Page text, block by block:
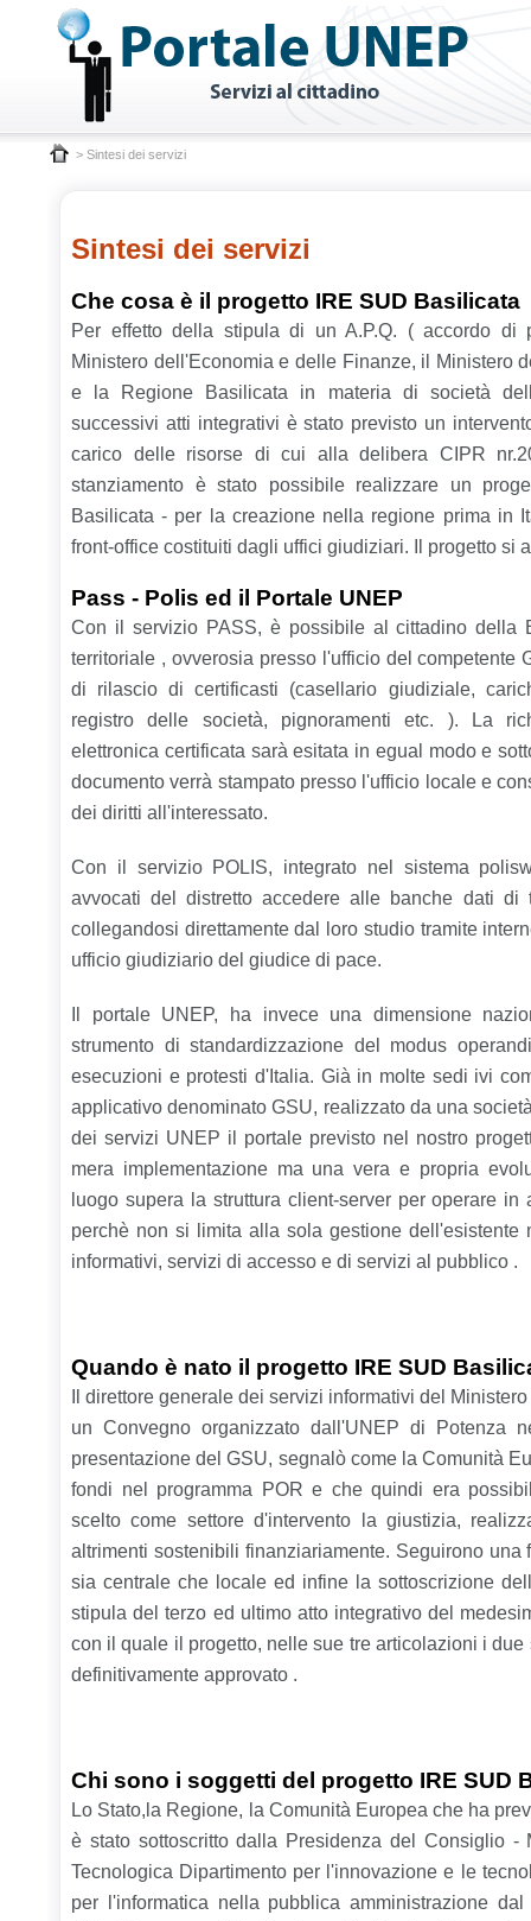
> Sintesi dei servizi
Sintesi dei servizi
Che cosa è il progetto IRE SUD Basilicata
Per effetto della stipula di un A.P.Q. ( accordo di
Ministero dell'Economia e delle Finanze, il Ministero
e la Regione Basilicata in materia di società
successivi atti integrativi è stato previsto un
carico delle risorse di cui alla delibera CIPR
stanziamento è stato possibile realizzare un
Basilicata - per la creazione nella regione prima in
front-office costituiti dagli uffici giudiziari. Il progetto si
Pass - Polis ed il Portale UNEP
Con il servizio PASS, è possibile al cittadino della
territoriale , ovverosia presso l'ufficio del competente
di rilascio di certificasti (casellario giudiziale,
registro delle società, pignoramenti etc. ). La
elettronica certificata sarà esitata in egual modo e
documento verrà stampato presso l'ufficio locale e
dei diritti all'interessato.
Con il servizio POLIS, integrato nel sistema
avvocati del distretto accedere alle banche dati
collegandosi direttamente dal loro studio tramite
ufficio giudiziario del giudice di pace.
Il portale UNEP, ha invece una dimensione
strumento di standardizzazione del modus
esecuzioni e protesti d'Italia. Già in molte sedi ivi
applicativo denominato GSU, realizzato da una
dei servizi UNEP il portale previsto nel nostro
mera implementazione ma una vera e propria
luogo supera la struttura client-server per operare in
perchè non si limita alla sola gestione dell'esistente
informativi, servizi di accesso e di servizi al pubblico .
Quando è nato il progetto IRE SUD
Il direttore generale dei servizi informativi del
un Convegno organizzato dall'UNEP di Potenza
presentazione del GSU, segnalò come la Comunità
fondi nel programma POR e che quindi era
scelto come settore d'intervento la giustizia,
altrimenti sostenibili finanziariamente. Seguirono
sia centrale che locale ed infine la sottoscrizione
stipula del terzo ed ultimo atto integrativo del
con il quale il progetto, nelle sue tre articolazioni i
definitivamente approvato .
Chi sono i soggetti del progetto IRE SUD
Lo Stato,la Regione, la Comunità Europea che ha
è stato sottoscritto dalla Presidenza del Consiglio -
Tecnologica Dipartimento per l'innovazione e le
per l'informatica nella pubblica amministrazione